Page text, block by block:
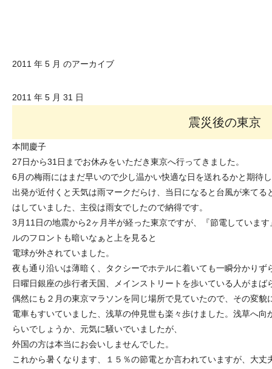
2011 年 5 月 のアーカイブ
2011 年 5 月 31 日
震災後の東京
本間慶
27日から31日までお休みをいただき東京へ行ってきました。
6月の梅雨にはまだ早いので少し温かい快適な日を送れるかと期待
出発が近付くと天気は雨マークだらけ、当日になると台風が来て
はしていました、主役は雨女でしたので納得です。
3月11日の地震から2ヶ月半が経った東京ですが、『節電していま
ルのフロントも暗いなぁと上を見ると
電球が外されていました。
夜も通り沿いは薄暗く、タクシーでホテルに着いても一瞬分かりず
日曜日銀座の歩行者天国、メインストリートを歩いている人がまば
偶然にも２月の東京マラソンを同じ場所で見ていたので、その変貌
電車もすいていました、浅草の仲見世も楽々歩けました。浅草へ
らいでしょうか、元気に騒いでいましたが、
外国の方は本当にお会いしませんでした。
これから暑くなります、１５％の節電とか言われていますが、大丈